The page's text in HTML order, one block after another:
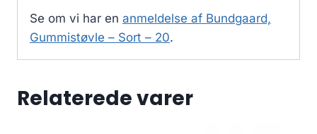
Se om vi har en anmeldelse af Bundgaard,
Gummistøvle – Sort – 20.
Relaterede varer